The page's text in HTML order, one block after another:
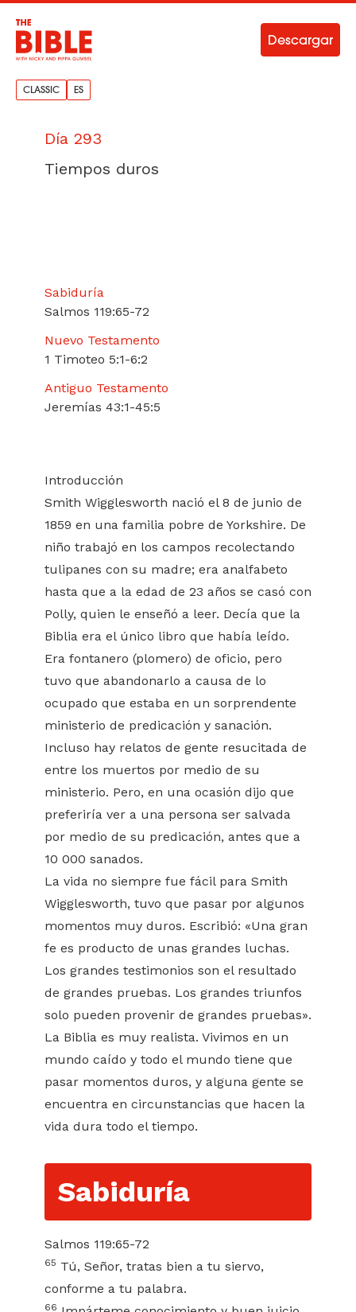
CLASSIC ES
Descargar
Día 293
Tiempos duros
Sabiduría
Salmos 119:65-72
Nuevo Testamento
1 Timoteo 5:1-6:2
Antiguo Testamento
Jeremías 43:1-45:5
Introducción
Smith Wigglesworth nació el 8 de junio de
1859 en una familia pobre de Yorkshire. De
niño trabajó en los campos recolectando
tulipanes con su madre; era analfabeto
hasta que a la edad de 23 años se casó con
Polly, quien le enseñó a leer. Decía que la
Biblia era el único libro que había leído.
Era fontanero (plomero) de oficio, pero
tuvo que abandonarlo a causa de lo
ocupado que estaba en un sorprendente
ministerio de predicación y sanación.
Incluso hay relatos de gente resucitada de
entre los muertos por medio de su
ministerio. Pero, en una ocasión dijo que
preferiría ver a una persona ser salvada
por medio de su predicación, antes que a
10 000 sanados.
La vida no siempre fue fácil para Smith
Wigglesworth, tuvo que pasar por algunos
momentos muy duros. Escribió: «Una gran
fe es producto de unas grandes luchas.
Los grandes testimonios son el resultado
de grandes pruebas. Los grandes triunfos
solo pueden provenir de grandes pruebas».
La Biblia es muy realista. Vivimos en un
mundo caído y todo el mundo tiene que
pasar momentos duros, y alguna gente se
encuentra en circunstancias que hacen la
vida dura todo el tiempo.
Sabiduría
Salmos 119:65-72
65 Tú, Señor, tratas bien a tu siervo,
conforme a tu palabra.
66